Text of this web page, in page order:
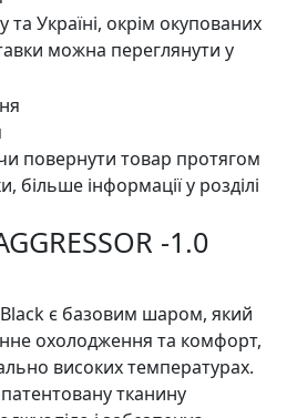
Україні, окрім окупованих
можна переглянути у
повернути товар протягом
більше інформації у розділі
-1.0
є базовим шаром, який
охолодження та комфорт,
високих температурах.
тканину